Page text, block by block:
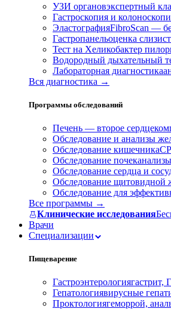
УЗИ органовэкспертный
Гастроскопия и
ЭластографияFibroScan —
Гастропанельоценка
Тест на Хеликобактер
Водородный дыхательный
Лабораторная диагностика
Вся диагностика →
Программы обследований
Печень — второе сердце
Обследование и анализы
Обследование кишечника
Обследование почек
Обследование сердца и
Обследование щитовидной
Обследование для
Все программы →
Клинические исследования
Врачи
Специализации
Пищеварение
Гастроэнтерологиягастрит,
Гепатологиявирусные
Проктологиягеморрой,